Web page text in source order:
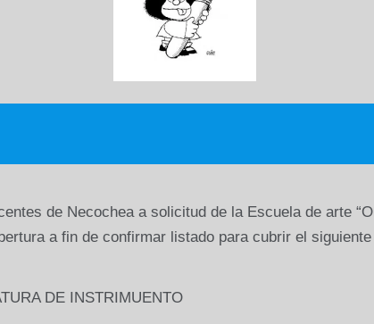
de Necochea a solicitud de la Escuela de arte
a fin de confirmar listado para cubrir el
DE INSTRIMUENTO